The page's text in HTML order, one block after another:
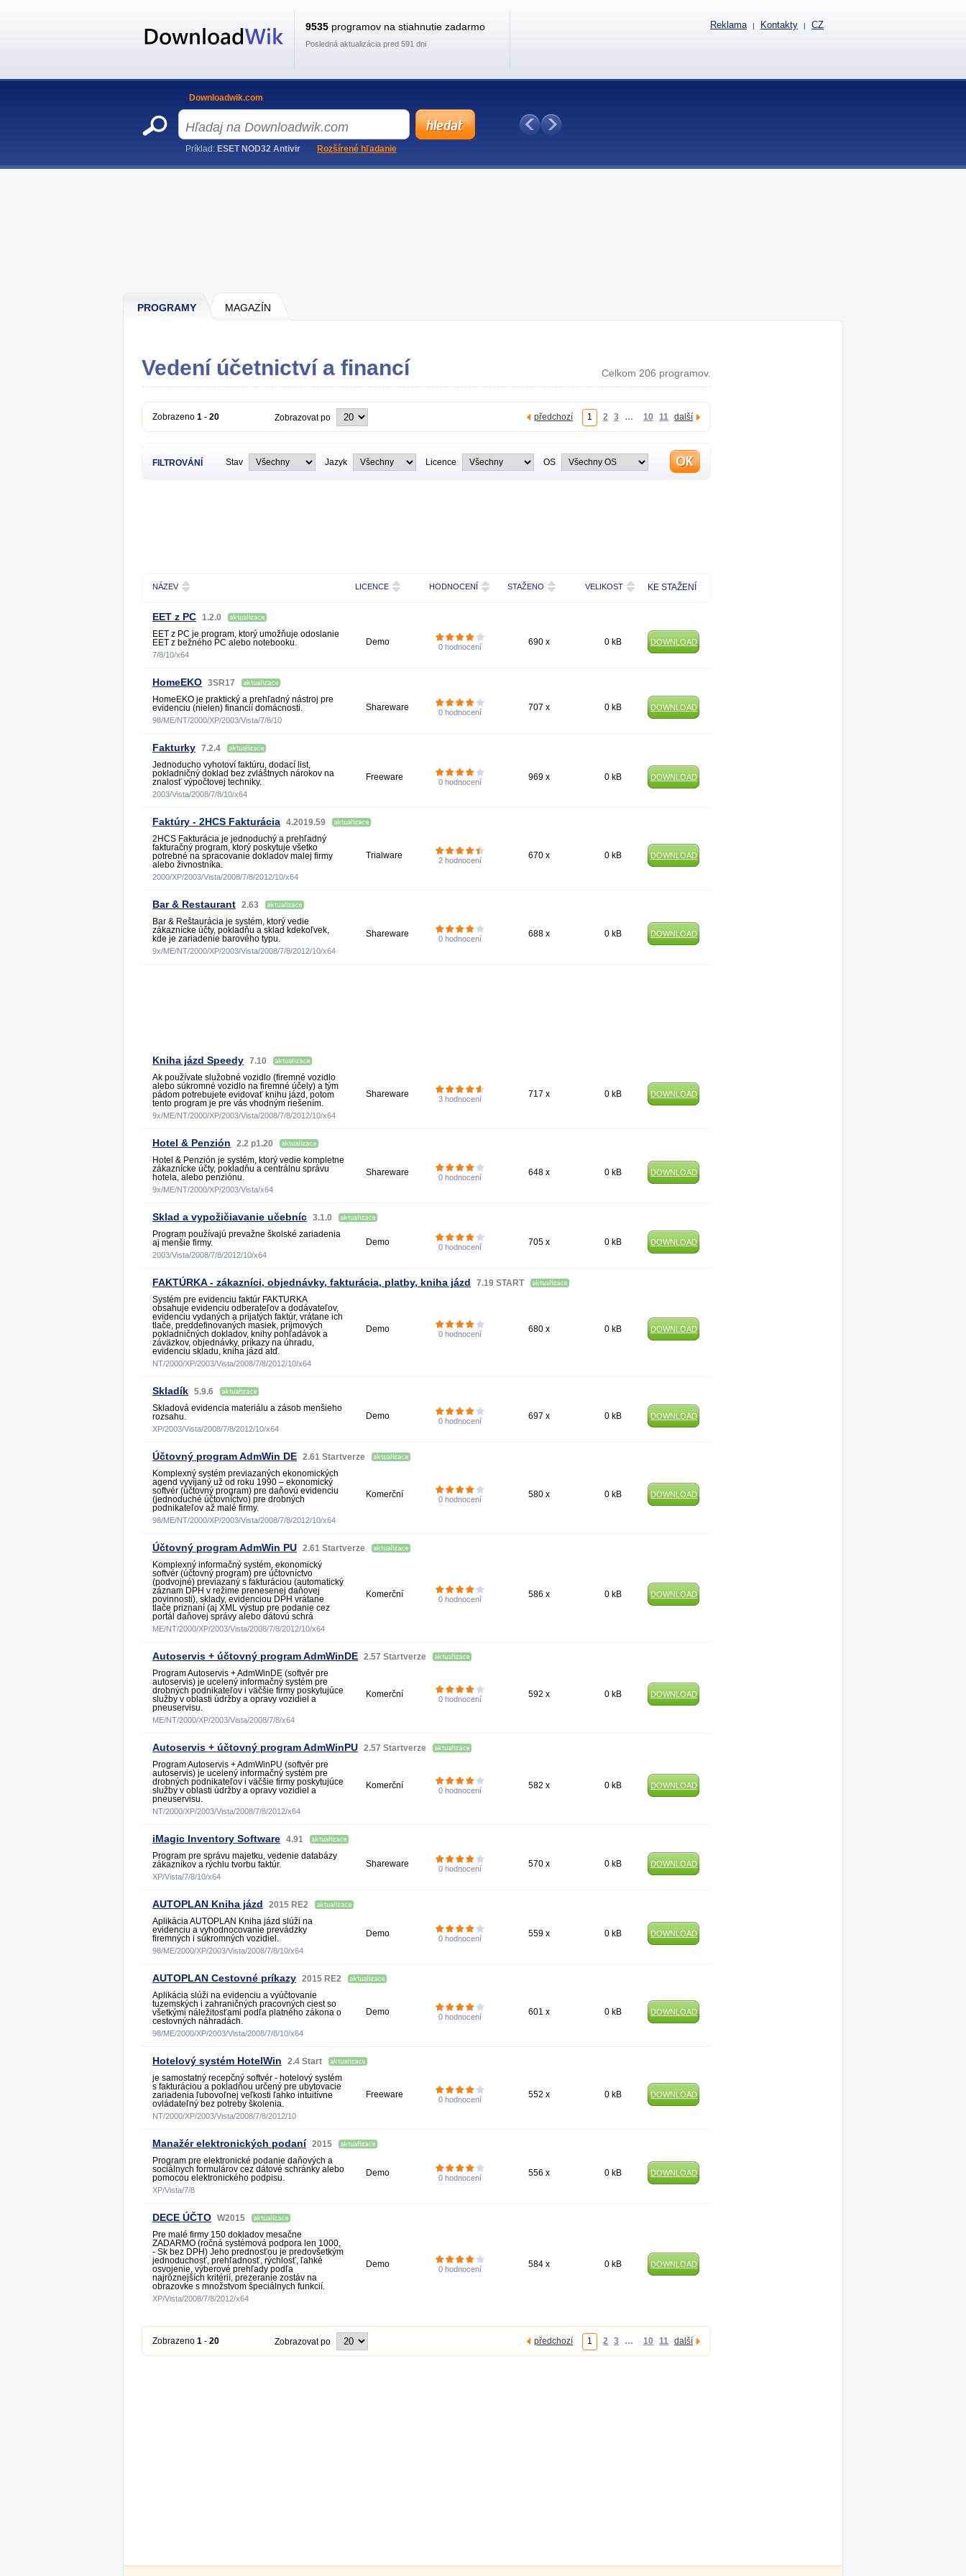
PROGRAMY MAGAZÍN
Vedení účetnictví a financí Celkom 206 programov.
Zobrazeno 1 - 20 Zobrazovat po předchozí 1 2 3 … 10 11 další
FILTROVÁNÍ Stav Jazyk Licence OS
NÁZEV LICENCE HODNOCENÍ STAŽENO VELIKOST KE STAŽENÍ
EET z PC 1.2.0
EET z PC je program, ktorý umožňuje odoslanie
EET z bežného PC alebo notebooku.
7/8/10/x64
Demo 0 hodnocení 690 x 0 kB DOWNLOAD
HomeEKO 3SR17
HomeEKO je praktický a prehľadný nástroj pre
evidenciu (nielen) financií domácnosti.
98/ME/NT/2000/XP/2003/Vista/7/8/10
Shareware 0 hodnocení 707 x 0 kB DOWNLOAD
Fakturky 7.2.4
Jednoducho vyhotoví faktúru, dodací list,
pokladničný doklad bez zvláštnych nárokov na
znalosť výpočtovej techniky.
2003/Vista/2008/7/8/10/x64
Freeware 0 hodnocení 969 x 0 kB DOWNLOAD
Faktúry - 2HCS Fakturácia 4.2019.59
2HCS Fakturácia je jednoduchý a prehľadný
fakturačný program, ktorý poskytuje všetko
potrebné na spracovanie dokladov malej firmy
alebo živnostníka.
2000/XP/2003/Vista/2008/7/8/2012/10/x64
Trialware 2 hodnocení 670 x 0 kB DOWNLOAD
Bar & Restaurant 2.63
Bar & Reštaurácia je systém, ktorý vedie
zákaznícke účty, pokladňu a sklad kdekoľvek,
kde je zariadenie barového typu.
9x/ME/NT/2000/XP/2003/Vista/2008/7/8/2012/10/x64
Shareware 0 hodnocení 688 x 0 kB DOWNLOAD
Kniha jázd Speedy 7.10
Ak používate služobné vozidlo (firemné vozidlo
alebo súkromné ​​vozidlo na firemné účely) a tým
pádom potrebujete evidovať knihu jázd, potom
tento program je pre vás vhodným riešením.
9x/ME/NT/2000/XP/2003/Vista/2008/7/8/2012/10/x64
Shareware 3 hodnocení 717 x 0 kB DOWNLOAD
Hotel & Penzión
2.2 p1.20
Hotel & Penzión je systém, ktorý vedie kompletne
zákaznícke účty, pokladňu a centrálnu správu
hotela, alebo penziónu.
9x/ME/NT/2000/XP/2003/Vista/x64
Shareware 0 hodnocení 648 x 0 kB DOWNLOAD
Sklad a vypožičiavanie učebníc 3.1.0
Program používajú prevažne školské zariadenia
aj menšie firmy.
2003/Vista/2008/7/8/2012/10/x64
Demo 0 hodnocení 705 x 0 kB DOWNLOAD
FAKTÚRKA - zákazníci, objednávky, fakturácia, platby, kniha jázd
7.19 START
Systém pre evidenciu faktúr FAKTURKA
obsahuje evidenciu odberateľov a dodávateľov,
evidenciu vydaných a prijatých faktúr, vrátane ich
tlače, preddefinovaných masiek, príjmových
pokladničných dokladov, knihy pohľadávok a
záväzkov, objednávky, príkazy na úhradu,
evidenciu skladu, kniha jázd atď.
NT/2000/XP/2003/Vista/2008/7/8/2012/10/x64
Demo 0 hodnocení 680 x 0 kB DOWNLOAD
Skladík 5.9.6
Skladová evidencia materiálu a zásob menšieho
rozsahu.
XP/2003/Vista/2008/7/8/2012/10/x64
Demo 0 hodnocení 697 x 0 kB DOWNLOAD
Účtovný program AdmWin DE 2.61 Startverze
Komplexný systém previazaných ekonomických
agend vyvíjaný už od roku 1990 – ekonomický
softvér (účtovný program) pre daňovú evidenciu
(jednoduché účtovníctvo) pre drobných
podnikateľov až malé firmy.
98/ME/NT/2000/XP/2003/Vista/2008/7/8/2012/10/x64
Komerční 0 hodnocení 580 x 0 kB DOWNLOAD
Účtovný program AdmWin PU 2.61 Startverze
Komplexný informačný systém, ekonomický
softvér (účtovný program) pre účtovníctvo
(podvojné) previazaný s fakturáciou (automatický
záznam DPH v režime prenesenej daňovej
povinnosti), sklady, evidenciou DPH vrátane
tlače priznaní (aj XML výstup pre podanie cez
portál daňovej správy alebo dátovú schrá
ME/NT/2000/XP/2003/Vista/2008/7/8/2012/10/x64
Komerční 0 hodnocení 586 x 0 kB DOWNLOAD
Autoservis + účtovný program AdmWinDE 2.57 Startverze
Program Autoservis + AdmWinDE (softvér pre
autoservis) je ucelený informačný systém pre
drobných podnikateľov i väčšie firmy poskytujúce
služby v oblasti údržby a opravy vozidiel a
pneuservisu.
ME/NT/2000/XP/2003/Vista/2008/7/8/x64
Komerční 0 hodnocení 592 x 0 kB DOWNLOAD
Autoservis + účtovný program AdmWinPU 2.57 Startverze
Program Autoservis + AdmWinPU (softvér pre
autoservis) je ucelený informačný systém pre
drobných podnikateľov i väčšie firmy poskytujúce
služby v oblasti údržby a opravy vozidiel a
pneuservisu.
NT/2000/XP/2003/Vista/2008/7/8/2012/x64
Komerční 0 hodnocení 582 x 0 kB DOWNLOAD
iMagic Inventory Software 4.91
Program pre správu majetku, vedenie databázy
zákazníkov a rýchlu tvorbu faktúr.
XP/Vista/7/8/10/x64
Shareware 0 hodnocení 570 x 0 kB DOWNLOAD
AUTOPLAN Kniha jázd
2015 RE2
Aplikácia AUTOPLAN Kniha jázd slúži na
evidenciu a vyhodnocovanie prevádzky
firemných i súkromných vozidiel.
98/ME/2000/XP/2003/Vista/2008/7/8/10/x64
Demo 0 hodnocení 559 x 0 kB DOWNLOAD
AUTOPLAN Cestovné príkazy 2015 RE2
Aplikácia slúži na evidenciu a vyúčtovanie
tuzemských i zahraničných pracovných ciest so
všetkými náležitosťami podľa platného zákona o
cestovných náhradách.
98/ME/2000/XP/2003/Vista/2008/7/8/10/x64
Demo 0 hodnocení 601 x 0 kB DOWNLOAD
Hotelový systém HotelWin
2.4 Start
je samostatný recepčný softvér - hotelový systém
s fakturáciou a pokladňou určený pre ubytovacie
zariadenia ľubovoľnej veľkosti ľahko intuitívne
ovládateľný bez potreby školenia.
NT/2000/XP/2003/Vista/2008/7/8/2012/10
Freeware 0 hodnocení 552 x 0 kB DOWNLOAD
Manažér elektronických podaní 2015
Program pre elektronické podanie daňových a
sociálnych formulárov cez dátové schránky alebo
pomocou elektronického podpisu.
XP/Vista/7/8
Demo 0 hodnocení 556 x 0 kB DOWNLOAD
DECE ÚČTO W2015
Pre malé firmy 150 dokladov mesačne
ZADARMO (ročná systémová podpora len 1000,
- Sk bez DPH) Jeho prednosťou je predovšetkým
jednoduchosť, prehľadnosť, rýchlosť, ľahké
osvojenie, výberové prehľady podľa
najrôznejších kritérií, prezeranie zostáv na
obrazovke s množstvom špeciálnych funkcií.
XP/Vista/2008/7/8/2012/x64
Demo 0 hodnocení 584 x 0 kB DOWNLOAD
Zobrazeno 1 - 20 Zobrazovat po předchozí 1 2 3 … 10 11 další
9535 programov na stiahnutie zadarmo
Posledná aktualizácia pred 591 dni
Reklama | Kontakty | CZ
Downloadwik.com
Príklad: ESET NOD32 Antivir Rozšírené hľadanie